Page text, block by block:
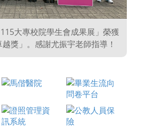
大專校院學生會成果展」榮獲
獎」。感謝尤振宇老師指導！